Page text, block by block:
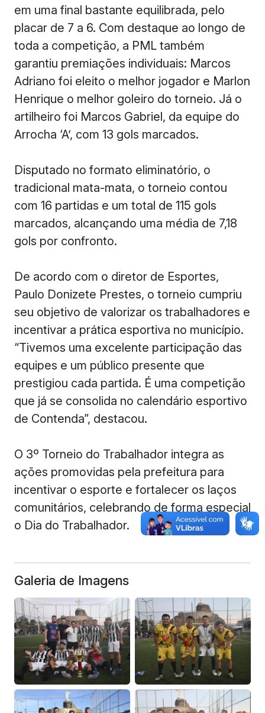
em uma final bastante equilibrada, pelo
placar de 7 a 6. Com destaque ao longo de
toda a competição, a PML também
garantiu premiações individuais: Marcos
Adriano foi eleito o melhor jogador e Marlon
Henrique o melhor goleiro do torneio. Já o
artilheiro foi Marcos Gabriel, da equipe do
Arrocha ‘A’, com 13 gols marcados.
Disputado no formato eliminatório, o
tradicional mata-mata, o torneio contou
com 16 partidas e um total de 115 gols
marcados, alcançando uma média de 7,18
gols por confronto.
De acordo com o diretor de Esportes,
Paulo Donizete Prestes, o torneio cumpriu
seu objetivo de valorizar os trabalhadores e
incentivar a prática esportiva no município.
“Tivemos uma excelente participação das
equipes e um público presente que
prestigiou cada partida. É uma competição
que já se consolida no calendário esportivo
de Contenda”, destacou.
O 3º Torneio do Trabalhador integra as
ações promovidas pela prefeitura para
incentivar o esporte e fortalecer os laços
comunitários, celebrando de forma especial
o Dia do Trabalhador.
Galeria de Imagens